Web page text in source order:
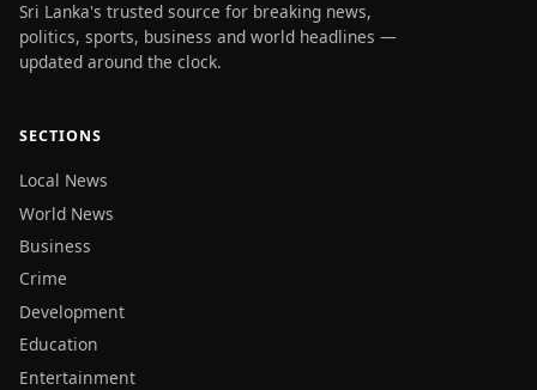
Sri Lanka's trusted source for breaking news,
politics, sports, business and world headlines —
updated around the clock.
SECTIONS
Local News
World News
Business
Crime
Development
Education
Entertainment